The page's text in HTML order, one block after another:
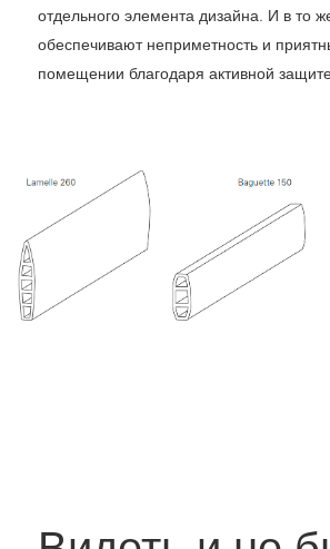
отдельного элемента дизайна. И в то
обеспечивают неприметность и
помещении благодаря активной